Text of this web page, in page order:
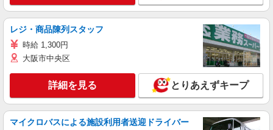
レジ・商品陳列スタッフ
時給 1,300円
大阪市中央区
詳細を見る とりあえずキープ
マイクロバスによる施設利用者送迎ドライバー